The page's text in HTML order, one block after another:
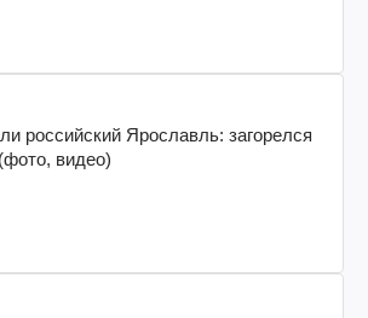
российский Ярославль: загорелся
видео)